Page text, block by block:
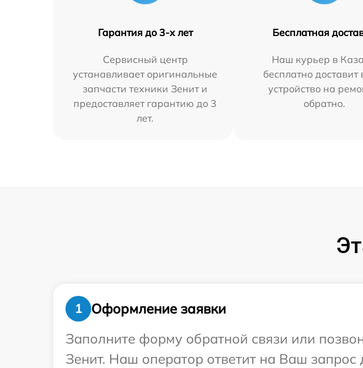
Гарантия до 3-х лет
Сервисный центр
устанавливает оригинальные
запчасти техники Зенит и
предоставляет гарантию до 3
лет.
Бесплатная
Наш курьер в
бесплатно доставит
устройство на
обратно.
1
Оформление заявки
Заполните форму обратной связи или
Зенит. Наш оператор ответит на Ваш